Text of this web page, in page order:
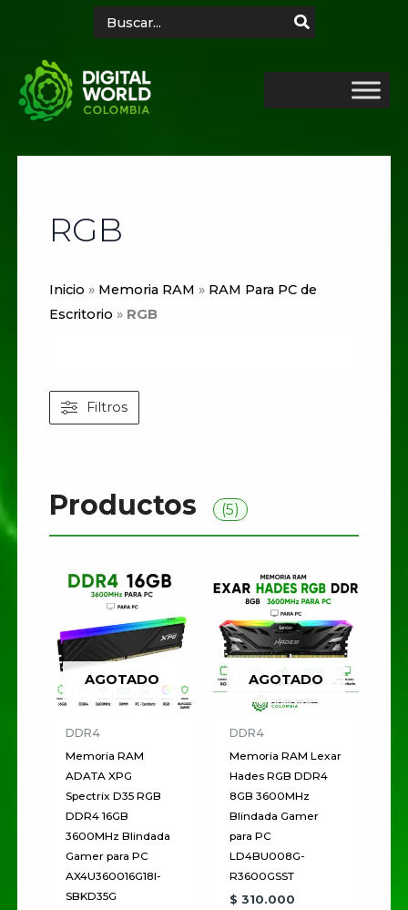
contenido
for:
RGB
Inicio » Memoria RAM » RAM Para PC de
Escritorio » RGB
Filtros
Productos (5)
AGOTADO
DDR4
Memoria RAM
ADATA XPG
Spectrix D35 RGB
DDR4 16GB
3600MHz Blindada
Gamer para PC
AX4U360016G18I-
SBKD35G
AGOTADO
DDR4
Memoria RAM Lexar
Hades RGB DDR4
8GB 3600MHz
Blindada Gamer
para PC
LD4BU008G-
R3600GSST
$ 310.000